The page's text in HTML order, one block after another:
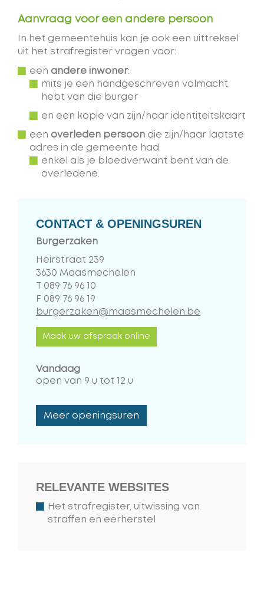
Aanvraag voor een andere persoon
In het gemeentehuis kan je ook een uittreksel
uit het strafregister vragen voor:
een andere inwoner:
mits je een handgeschreven volmacht
hebt van die burger
en een kopie van zijn/haar identiteitskaart
een overleden persoon die zijn/haar laatste
adres in de gemeente had:
enkel als je bloedverwant bent van de
overledene.
CONTACT & OPENINGSUREN
Burgerzaken
Adres
Heirstraat 239
,
3630 Maasmechelen
T 089 76 96 10
F 089 76 96 19
E-
burgerzaken@maasmechelen.be
Maak uw afspraak online
Vandaag
open van 9 u tot 12 u
Meer openingsuren
RELEVANTE WEBSITES
Het strafregister, uitwissing van
straffen en eerherstel